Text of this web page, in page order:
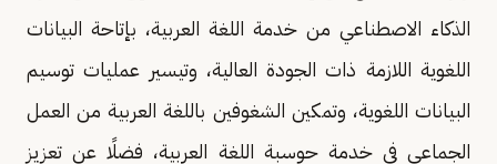
الذكاء الاصطناعي من خدمة اللغة العربية، بإتاحة البيانات
اللغوية اللازمة ذات الجودة العالية، وتيسير عمليات توسيم
البيانات اللغوية، وتمكين الشغوفين باللغة العربية من العمل
الجماعي في خدمة حوسبة اللغة العربية، فضلًا عن تعزيز